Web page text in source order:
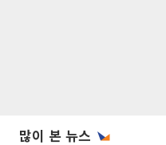
많이 본 뉴스